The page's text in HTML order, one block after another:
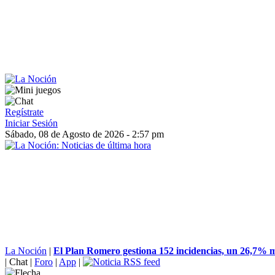
Regístrate
Iniciar Sesión
Sábado, 08 de Agosto de 2026 - 2:57 pm
La Noción | El Plan Romero gestiona 152 incidencias, un 26,7%
| Chat | Foro | App |